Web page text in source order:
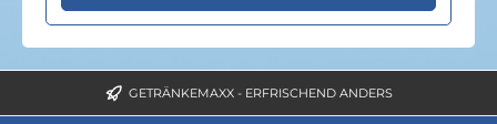
GETRÄNKEMAXX - ERFRISCHEND ANDERS